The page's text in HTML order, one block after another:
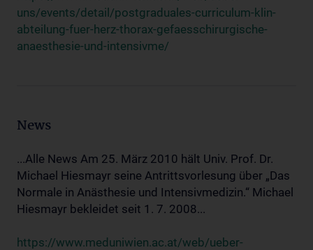
uns/events/detail/postgraduales-curriculum-klin-
abteilung-fuer-herz-thorax-gefaesschirurgische-
anaesthesie-und-intensivme/
News
...Alle News Am 25. März 2010 hält Univ. Prof. Dr.
Michael Hiesmayr seine Antrittsvorlesung über „Das
Normale in Anästhesie und Intensivmedizin.“ Michael
Hiesmayr bekleidet seit 1. 7. 2008...
https://www.meduniwien.ac.at/web/ueber-